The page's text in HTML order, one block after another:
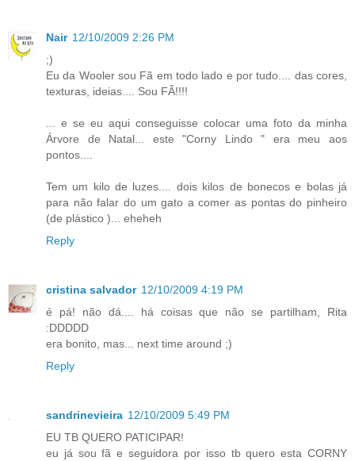
Nair 12/10/2009 2:26 PM
;)
Eu da Wooler sou Fã em todo lado e por tudo.... das cores,
texturas, ideias.... Sou FÃ!!!!
... e se eu aqui conseguisse colocar uma foto da minha
Árvore de Natal... este "Corny Lindo " era meu aos
pontos....
Tem um kilo de luzes.... dois kilos de bonecos e bolas já
para não falar do um gato a comer as pontas do pinheiro
(de plástico )... eheheh
Reply
cristina salvador 12/10/2009 4:19 PM
é pá! não dá.... há coisas que não se partilham, Rita
:DDDDD
era bonito, mas... next time around ;)
Reply
sandrinevieira 12/10/2009 5:49 PM
EU TB QUERO PATICIPAR!
eu já sou fã e seguidora por isso tb quero esta CORNY